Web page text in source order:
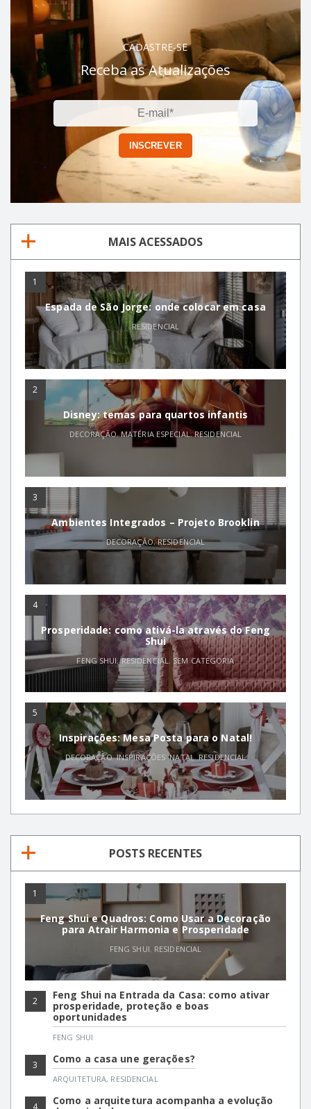
CADASTRE-SE
Receba as Atualizações
MAIS ACESSADOS
1
Espada de São Jorge: onde colocar em casa
RESIDENCIAL
2
Disney: temas para quartos infantis
DECORAÇÃO,MATÉRIA ESPECIAL,RESIDENCIAL
3
Ambientes Integrados – Projeto Brooklin
DECORAÇÃO,RESIDENCIAL
4
Prosperidade: como ativá-la através do Feng
Shui
FENG SHUI,RESIDENCIAL ,SEM CATEGORIA
5
Inspirações: Mesa Posta para o Natal!
DECORAÇÃO,INSPIRAÇÕES ,NATAL,RESIDENCIAL
POSTS RECENTES
1
Feng Shui e Quadros: Como Usar a Decoração
para Atrair Harmonia e Prosperidade
FENG SHUI, RESIDENCIAL
2
Feng Shui na Entrada da Casa: como ativar
prosperidade, proteção e boas
oportunidades
FENG SHUI
3 Como a casa une gerações?
ARQUITETURA, RESIDENCIAL
Como a arquitetura acompanha a evolução